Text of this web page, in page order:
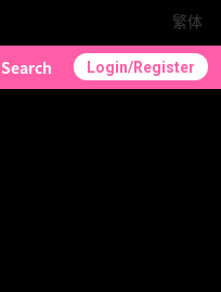
繁体
Search Login/Register